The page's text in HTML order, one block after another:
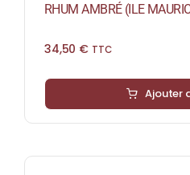
RHUM AMBRÉ (ILE
34,50 € TTC
Ajouter